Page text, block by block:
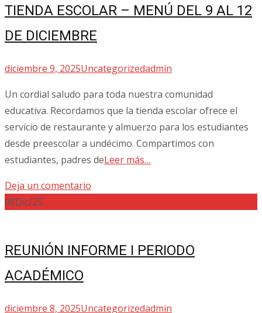
TIENDA ESCOLAR – MENÚ DEL 9 AL 12
DE DICIEMBRE
diciembre 9, 2025Uncategorizedadmin
Un cordial saludo para toda nuestra comunidad
educativa. Recordamos que la tienda escolar ofrece el
servicio de restaurante y almuerzo para los estudiantes
desde preescolar a undécimo. Compartimos con
estudiantes, padres deLeer más…
Deja un comentario
08Dic/25
REUNIÓN INFORME I PERIODO
ACADÉMICO
diciembre 8, 2025Uncategorizedadmin